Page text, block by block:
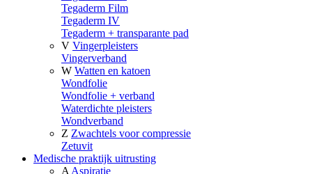
Tegaderm Film
Tegaderm IV
Tegaderm + transparante pad
V Vingerpleisters
Vingerverband
W Watten en katoen
Wondfolie
Wondfolie + verband
Waterdichte pleisters
Wondverband
Z Zwachtels voor compressie
Zetuvit
Medische praktijk uitrusting
A Aspiratie